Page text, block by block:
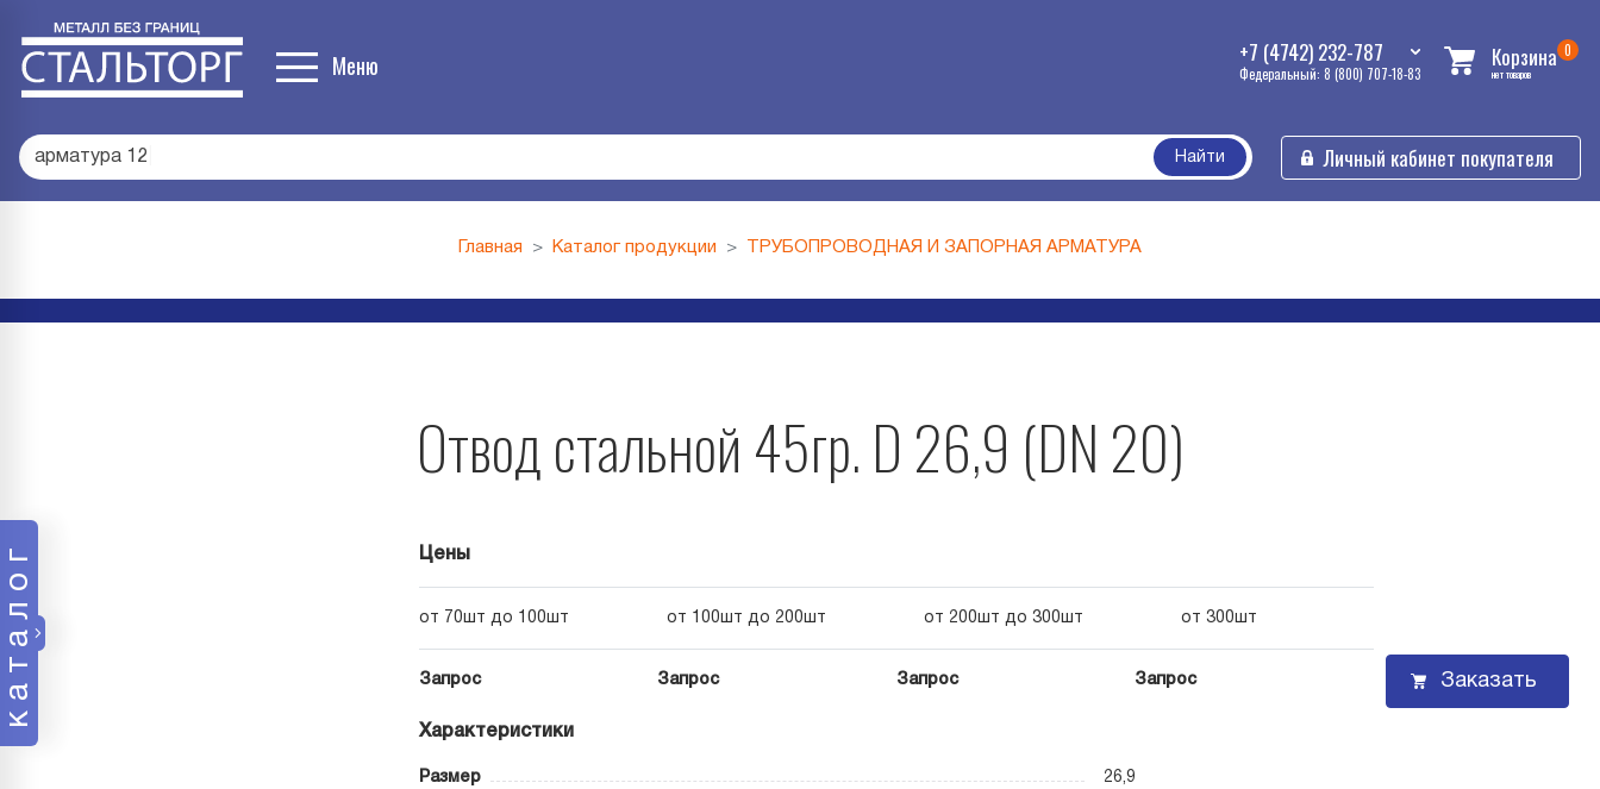
Меню +7 (4742) 232-787
Федеральный: 8 (800) 707-18-83
Корзина 0
нет товаров
арматура 12 Найти Личный кабинет покупателя
каталог
Главная Каталог продукции ТРУБОПРОВОДНАЯ И ЗАПОРНАЯ АРМАТУРА
Отвод стальной 45гр. D 26,9 (DN 20)
Цены
от 70шт до 100шт от 100шт до 200шт от 200шт до 300шт от 300шт
Запрос Запрос Запрос Запрос Заказать
Характеристики
Размер 26,9